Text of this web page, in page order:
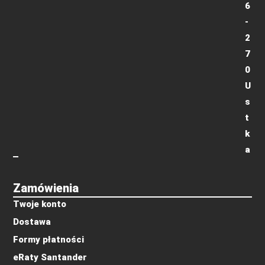
Zamówienia
Twoje konto
Dostawa
Formy płatności
eRaty Santander
6
-
2
7
0
U
s
t
k
a